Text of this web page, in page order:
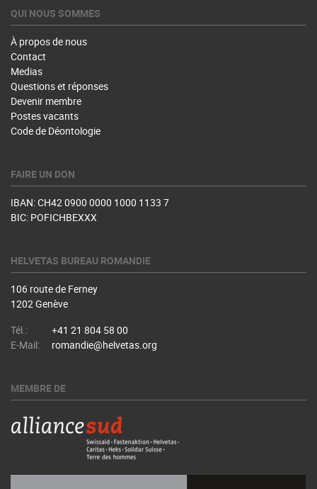
QUI NOUS SOMMES
À propos de nous
Contact
Medias
Questions et réponses
Devenir membre
Postes vacants
Code de Déontologie
FAIRE UN DON
IBAN: CH42 0900 0000 1000 1133 7
BIC: POFICHBEXXX
HELVETAS BUREAU ROMANDIE
106 route de Ferney
1202 Genève
Tél.:
+41 21 804 58 00
E-Mail:
romandie@helvetas.org
MEMBRE DE